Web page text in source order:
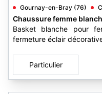
Gournay-en-Bray (76)
Chaussure femme
Basket blanche pour
fermeture éclair
Particulier